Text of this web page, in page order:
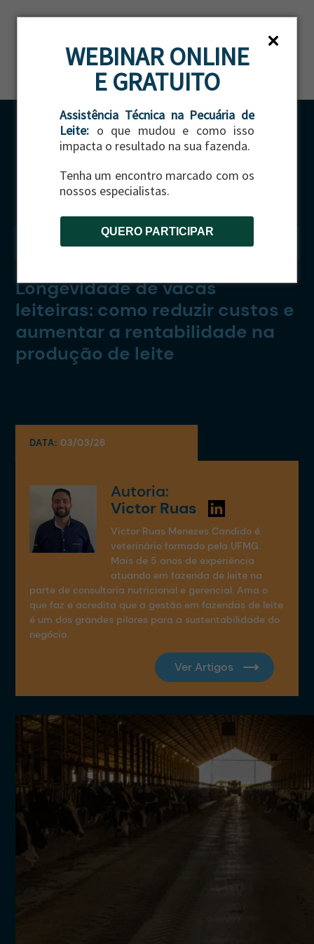
WEBINAR ONLINE
E GRATUITO
Assistência Técnica na Pecuária de
Leite: o que mudou e como isso
impacta o resultado na sua fazenda.
Tenha um encontro marcado com os
nossos especialistas.
QUERO PARTICIPAR
CATEGORIA:GADO DE LEITE
Longevidade de vacas
leiteiras: como reduzir custos e
aumentar a rentabilidade na
produção de leite
DATA:03/03/26
Autoria:
Victor Ruas
Victor Ruas Menezes Candido é
veterinário formado pela UFMG.
Mais de 5 anos de experiência
atuando em fazenda de leite na
parte de consultoria nutricional e gerencial. Ama o
que faz e acredita que a gestão em fazendas de leite
é um dos grandes pilares para a sustentabilidade do
negócio.